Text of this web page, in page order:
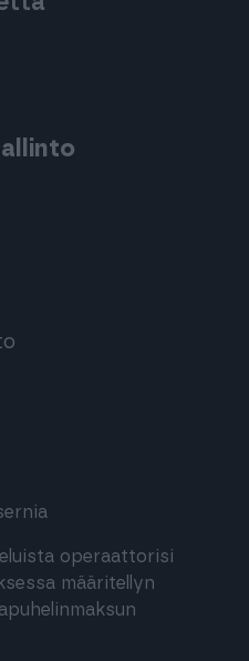
operaattorisi
määritellyn